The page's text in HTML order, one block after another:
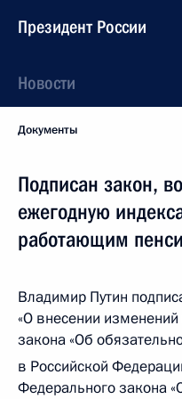
Президент России
Новости
Документы
Подписан закон,
ежегодную
работающим
Владимир Путин
«О внесении
закона «Об
в Российской
Федерального закона